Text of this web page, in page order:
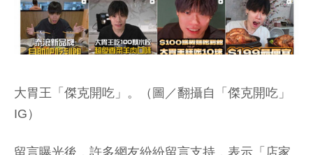
大胃王「傑克開吃」。（圖／翻攝自「傑克開吃」
IG）